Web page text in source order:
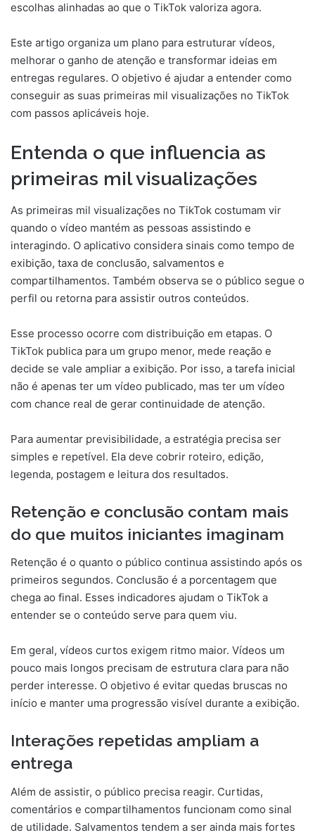
escolhas alinhadas ao que o TikTok valoriza agora.
Este artigo organiza um plano para estruturar vídeos,
melhorar o ganho de atenção e transformar ideias em
entregas regulares. O objetivo é ajudar a entender como
conseguir as suas primeiras mil visualizações no TikTok
com passos aplicáveis hoje.
Entenda o que influencia as
primeiras mil visualizações
As primeiras mil visualizações no TikTok costumam vir
quando o vídeo mantém as pessoas assistindo e
interagindo. O aplicativo considera sinais como tempo de
exibição, taxa de conclusão, salvamentos e
compartilhamentos. Também observa se o público segue o
perfil ou retorna para assistir outros conteúdos.
Esse processo ocorre com distribuição em etapas. O
TikTok publica para um grupo menor, mede reação e
decide se vale ampliar a exibição. Por isso, a tarefa inicial
não é apenas ter um vídeo publicado, mas ter um vídeo
com chance real de gerar continuidade de atenção.
Para aumentar previsibilidade, a estratégia precisa ser
simples e repetível. Ela deve cobrir roteiro, edição,
legenda, postagem e leitura dos resultados.
Retenção e conclusão contam mais
do que muitos iniciantes imaginam
Retenção é o quanto o público continua assistindo após os
primeiros segundos. Conclusão é a porcentagem que
chega ao final. Esses indicadores ajudam o TikTok a
entender se o conteúdo serve para quem viu.
Em geral, vídeos curtos exigem ritmo maior. Vídeos um
pouco mais longos precisam de estrutura clara para não
perder interesse. O objetivo é evitar quedas bruscas no
início e manter uma progressão visível durante a exibição.
Interações repetidas ampliam a
entrega
Além de assistir, o público precisa reagir. Curtidas,
comentários e compartilhamentos funcionam como sinal
de utilidade. Salvamentos tendem a ser ainda mais fortes